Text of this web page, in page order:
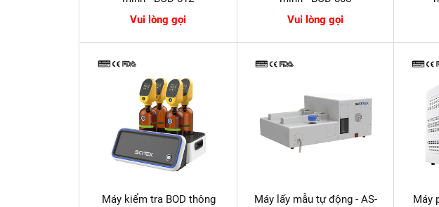
Vui lòng gọi
Vui lòng gọi
Máy kiểm tra BOD thông
Máy lấy mẫu tự động - AS-
Máy